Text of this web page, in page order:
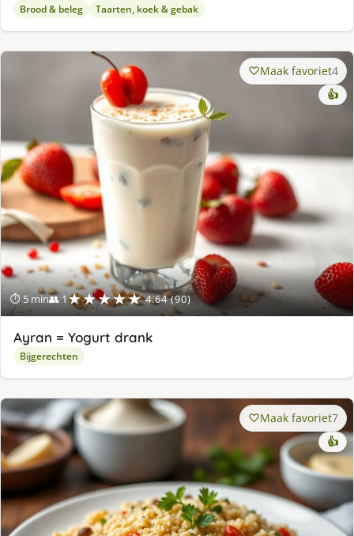
Brood & beleg Taarten, koek & gebak
⏱ 5 min👥 1★★★★★ 4.64 (90)
Maak favoriet4
👍
Ayran = Yogurt drank
Bijgerechten
Maak favoriet7
👍